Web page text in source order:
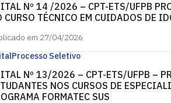
Nº 14 /2026 – CPT-ETS/UFPB
CURSO TÉCNICO EM CUIDADOS DE
em 27/04/2026
Processo Seletivo
Nº 13/2026 – CPT-ETS/UFPB –
NOS CURSOS DE
FORMATEC SUS